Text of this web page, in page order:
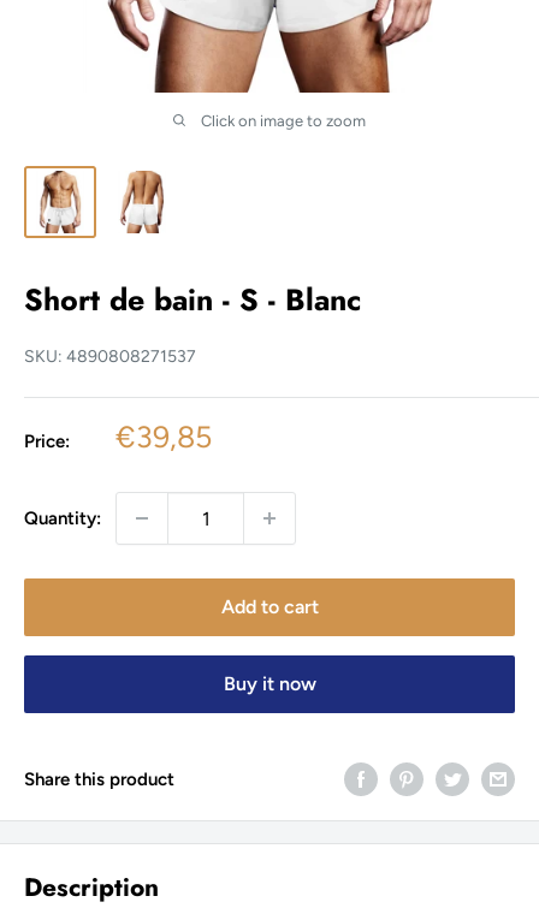
Click on image to zoom
Short de bain - S - Blanc
SKU: 4890808271537
Price:
Sale
€39,85
Quantity:
Add to cart
Buy it now
Share this product
Description